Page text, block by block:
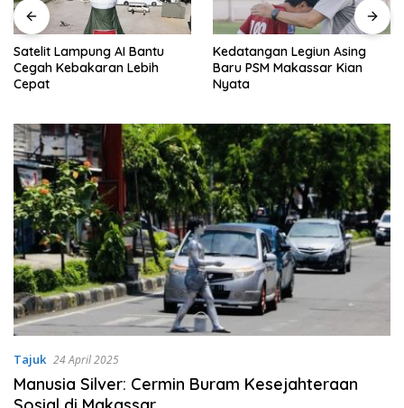
Satelit Lampung AI Bantu
Cegah Kebakaran Lebih
Cepat
Kedatangan Legiun Asing
Baru PSM Makassar Kian
Nyata
Tajuk 24 April 2025
Manusia Silver: Cermin Buram Kesejahteraan